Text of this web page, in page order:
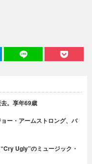
。享年69歳
ー・アームストロング、バ
Ugly”のミュージック・